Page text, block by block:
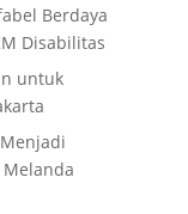
Berdaya
Disabilitas
untuk